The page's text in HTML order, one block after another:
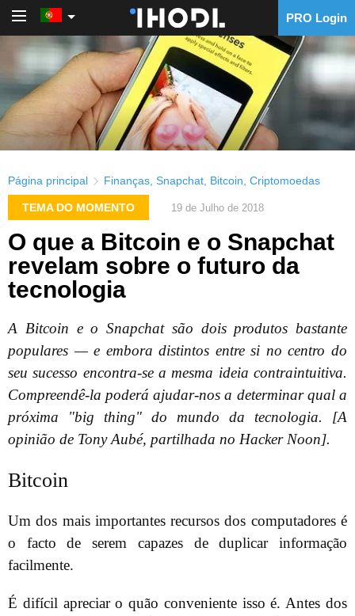
PRO Login
Página principal Finanças Snapchat Bitcoin Criptomoedas
TEMA DO MOMENTO 19 de Julho de 2018
O que a Bitcoin e o Snapchat
revelam sobre o futuro da
tecnologia
A Bitcoin e o Snapchat são dois produtos bastante
populares — e embora distintos entre si no centro do
seu sucesso encontra-se a mesma ideia contraintuitiva.
Compreendê-la poderá ajudar-nos a determinar qual a
próxima "big thing" do mundo da tecnologia. [A
opinião de Tony Aubé, partilhada no Hacker Noon].
Bitcoin
Um dos mais importantes recursos dos computadores é
o facto de serem capazes de duplicar informação
facilmente.
É difícil apreciar o quão conveniente isso é. Antes dos